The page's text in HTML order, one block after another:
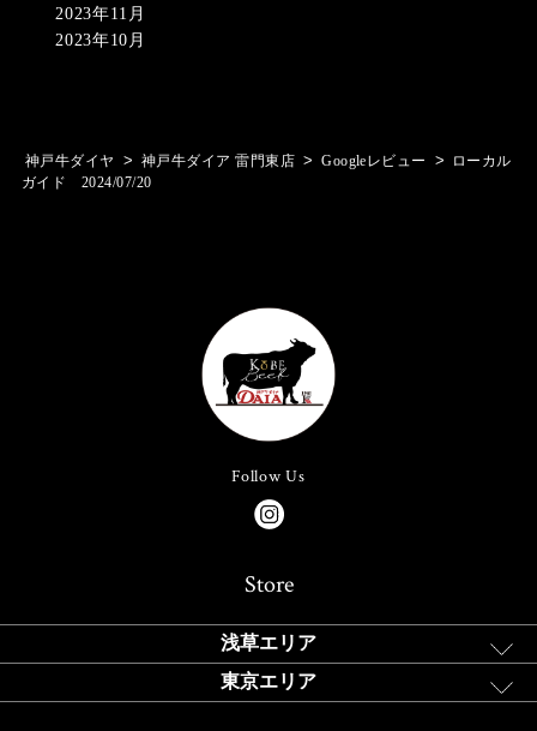
2023年11月
2023年10月
神戸牛ダイヤ > 神戸牛ダイア 雷門東店 > Googleレビュー >
ローカル
ガイド 2024/07/20
Follow Us
Store
浅草エリア
東京エリア